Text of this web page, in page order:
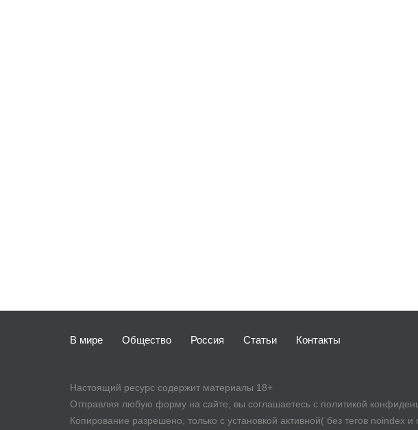
В мире Общество Россия Статьи Контакты
Настоящий ресурс содержит материалы 18+
Отправляя любую форму на сайте, вы соглашаетесь с политикой
Копирование разрешено, только с установкой активной( без тегов